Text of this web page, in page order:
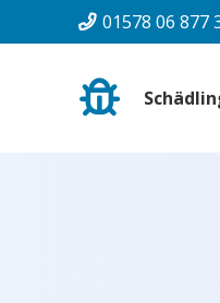
01578 06 877